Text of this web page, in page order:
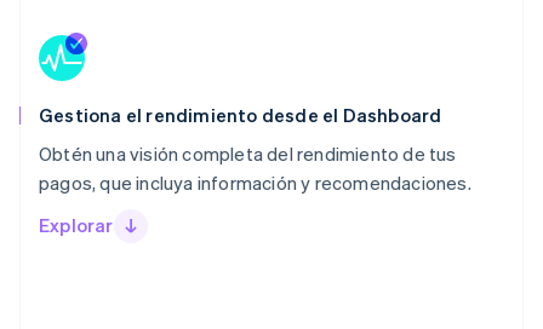
Gestiona el rendimiento desde el Dashboard
Obtén una visión completa del rendimiento de tus
pagos, que incluya información y recomendaciones.
Explorar